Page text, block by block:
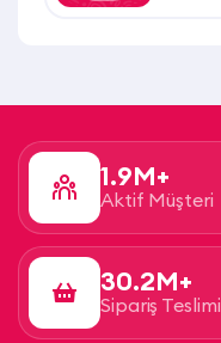
1.9M+
Aktif Müşteri
30.2M+
Sipariş Teslimi